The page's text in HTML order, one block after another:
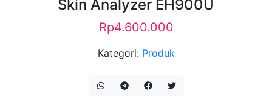
Skin Analyzer EH900U
Rp4.600.000
Kategori: Produk